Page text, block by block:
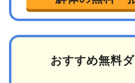
おすすめ無料